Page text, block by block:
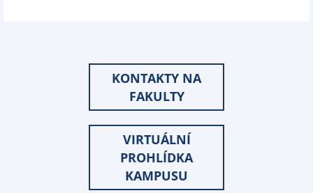
KONTAKTY NA
FAKULTY
VIRTUÁLNÍ
PROHLÍDKA
KAMPUSU